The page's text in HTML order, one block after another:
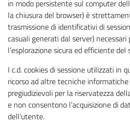
in modo persistente sul computer
la chiusura del browser) è
trasmissione di identificativi di
casuali generati dal server)
l’esplorazione sicura ed efficiente del
I c.d. cookies di sessione utilizzati in
ricorso ad altre tecniche
pregiudizievoli per la riservatezza
e non consentono l’acquisizione di
dell’utente.